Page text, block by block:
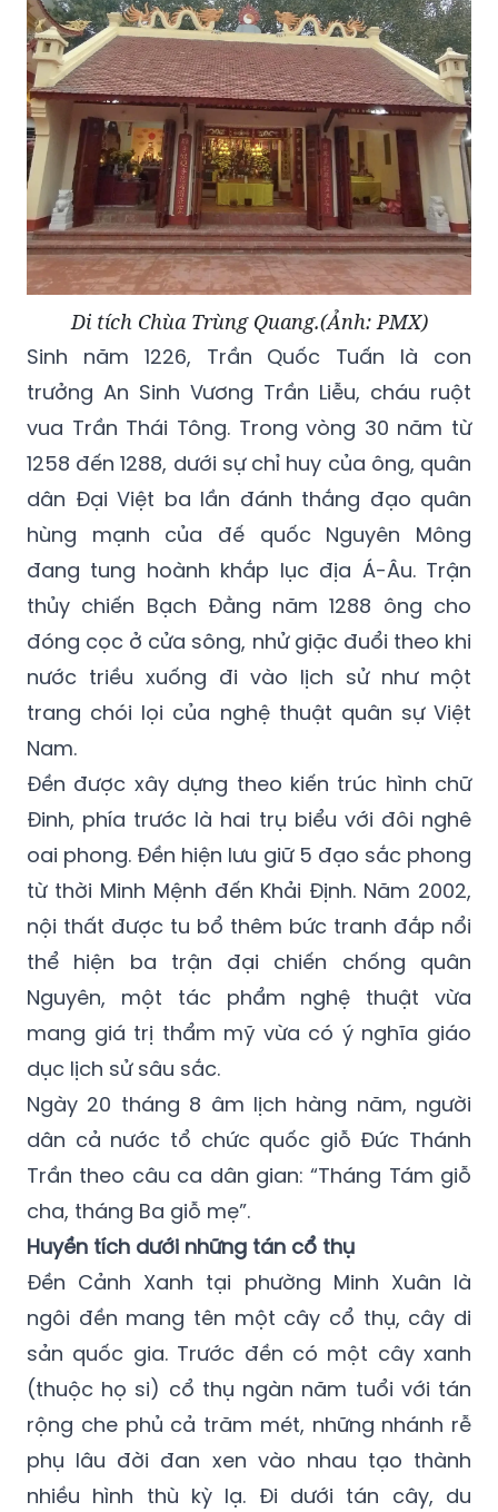
Di tích Chùa Trùng Quang.(Ảnh: PMX)
Sinh năm 1226, Trần Quốc Tuấn là con
trưởng An Sinh Vương Trần Liễu, cháu ruột
vua Trần Thái Tông. Trong vòng 30 năm từ
1258 đến 1288, dưới sự chỉ huy của ông, quân
dân Đại Việt ba lần đánh thắng đạo quân
hùng mạnh của đế quốc Nguyên Mông
đang tung hoành khắp lục địa Á-Âu. Trận
thủy chiến Bạch Đằng năm 1288 ông cho
đóng cọc ở cửa sông, nhử giặc đuổi theo khi
nước triều xuống đi vào lịch sử như một
trang chói lọi của nghệ thuật quân sự Việt
Nam.
Đền được xây dựng theo kiến trúc hình chữ
Đinh, phía trước là hai trụ biểu với đôi nghê
oai phong. Đền hiện lưu giữ 5 đạo sắc phong
từ thời Minh Mệnh đến Khải Định. Năm 2002,
nội thất được tu bổ thêm bức tranh đắp nổi
thể hiện ba trận đại chiến chống quân
Nguyên, một tác phẩm nghệ thuật vừa
mang giá trị thẩm mỹ vừa có ý nghĩa giáo
dục lịch sử sâu sắc.
Ngày 20 tháng 8 âm lịch hàng năm, người
dân cả nước tổ chức quốc giỗ Đức Thánh
Trần theo câu ca dân gian: “Tháng Tám giỗ
cha, tháng Ba giỗ mẹ”.
Huyền tích dưới những tán cổ thụ
Đền Cảnh Xanh tại phường Minh Xuân là
ngôi đền mang tên một cây cổ thụ, cây di
sản quốc gia. Trước đền có một cây xanh
(thuộc họ si) cổ thụ ngàn năm tuổi với tán
rộng che phủ cả trăm mét, những nhánh rễ
phụ lâu đời đan xen vào nhau tạo thành
nhiều hình thù kỳ lạ. Đi dưới tán cây, du